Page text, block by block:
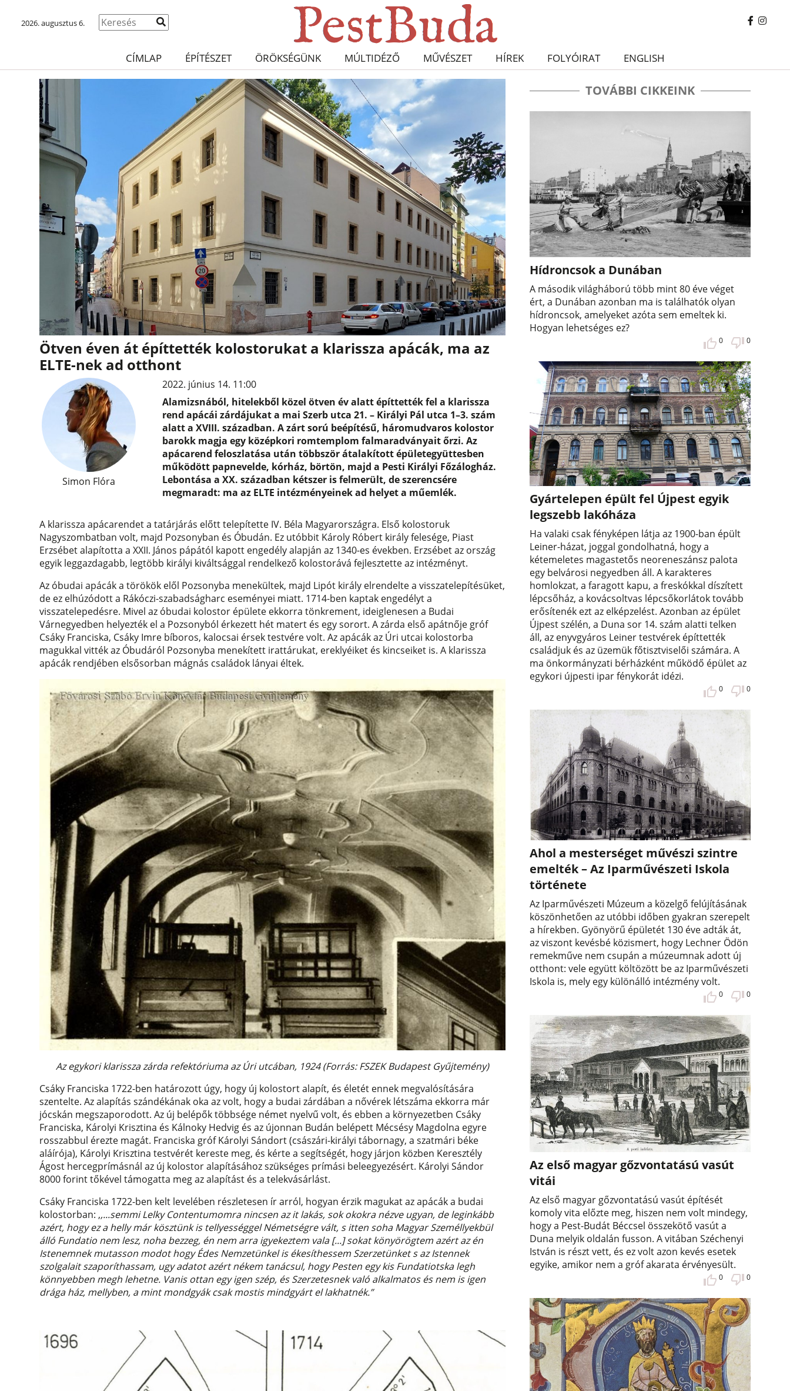
2026. augusztus 6.
CÍMLAP ÉPÍTÉSZET ÖRÖKSÉGÜNK MÚLTIDÉZŐ MŰVÉSZET HÍREK FOLYÓIRAT ENGLISH
Ötven éven át építtették kolostorukat a klarissza apácák, ma az
ELTE-nek ad otthont
Simon Flóra
2022. június 14. 11:00
Alamizsnából, hitelekből közel ötven év alatt építtették fel a klarissza
rend apácái zárdájukat a mai Szerb utca 21. – Királyi Pál utca 1–3. szám
alatt a XVIII. században. A zárt sorú beépítésű, háromudvaros kolostor
barokk magja egy középkori romtemplom falmaradványait őrzi. Az
apácarend feloszlatása után többször átalakított épületegyüttesben
működött papnevelde, kórház, börtön, majd a Pesti Királyi Főzálogház.
Lebontása a XX. században kétszer is felmerült, de szerencsére
megmaradt: ma az ELTE intézményeinek ad helyet a műemlék.
A klarissza apácarendet a tatárjárás előtt telepítette IV. Béla Magyarországra. Első kolostoruk
Nagyszombatban volt, majd Pozsonyban és Óbudán. Ez utóbbit Károly Róbert király felesége, Piast
Erzsébet alapította a XXII. János pápától kapott engedély alapján az 1340-es években. Erzsébet az ország
egyik leggazdagabb, legtöbb királyi kiváltsággal rendelkező kolostorává fejlesztette az intézményt.
Az óbudai apácák a törökök elől Pozsonyba menekültek, majd Lipót király elrendelte a visszatelepítésüket,
de ez elhúzódott a Rákóczi-szabadságharc eseményei miatt. 1714-ben kaptak engedélyt a
visszatelepedésre. Mivel az óbudai kolostor épülete ekkorra tönkrement, ideiglenesen a Budai
Várnegyedben helyezték el a Pozsonyból érkezett hét matert és egy sorort. A zárda első apátnője gróf
Csáky Franciska, Csáky Imre bíboros, kalocsai érsek testvére volt. Az apácák az Úri utcai kolostorba
magukkal vitték az Óbudáról Pozsonyba menekített irattárukat, ereklyéiket és kincseiket is. A klarissza
apácák rendjében elsősorban mágnás családok lányai éltek.
Az egykori klarissza zárda refektóriuma az Úri utcában, 1924 (Forrás: FSZEK Budapest Gyűjtemény)
Csáky Franciska 1722-ben határozott úgy, hogy új kolostort alapít, és életét ennek megvalósítására
szentelte. Az alapítás szándékának oka az volt, hogy a budai zárdában a nővérek létszáma ekkorra már
jócskán megszaporodott. Az új belépők többsége német nyelvű volt, és ebben a környezetben Csáky
Franciska, Károlyi Krisztina és Kálnoky Hedvig és az újonnan Budán belépett Mécsésy Magdolna egyre
rosszabbul érezte magát. Franciska gróf Károlyi Sándort (császári-királyi tábornagy, a szatmári béke
aláírója), Károlyi Krisztina testvérét kereste meg, és kérte a segítségét, hogy járjon közben Keresztély
Ágost hercegprímásnál az új kolostor alapításához szükséges prímási beleegyezésért. Károlyi Sándor
8000 forint tőkével támogatta meg az alapítást és a telekvásárlást.
Csáky Franciska 1722-ben kelt levelében részletesen ír arról, hogyan érzik magukat az apácák a budai
kolostorban: ,,...semmi Lelky Contentumomra nincsen az it lakás, sok okokra nézve ugyan, de leginkább
azért, hogy ez a helly már kösztünk is tellyességgel Németségre vált, s itten soha Magyar Személlyekbül
álló Fundatio nem lesz, noha bezzeg, én nem arra igyekeztem vala [...] sokat könyörögtem azért az én
Istenemnek mutasson modot hogy Édes Nemzetünkel is ékesíthessem Szerzetünket s az Istennek
szolgalait szaporíthassam, ugy adatot azért nékem tanácsul, hogy Pesten egy kis Fundatiotska legh
könnyebben megh lehetne. Vanis ottan egy igen szép, és Szerzetesnek való alkalmatos és nem is igen
drága ház, mellyben, a mint mondgyák csak mostis mindgyárt el lakhatnék.”
TOVÁBBI CIKKEINK
Hídroncsok a Dunában
A második világháború több mint 80 éve véget
ért, a Dunában azonban ma is találhatók olyan
hídroncsok, amelyeket azóta sem emeltek ki.
Hogyan lehetséges ez?
0 0
Gyártelepen épült fel Újpest egyik
legszebb lakóháza
Ha valaki csak fényképen látja az 1900-ban épült
Leiner-házat, joggal gondolhatná, hogy a
kétemeletes magastetős neoreneszánsz palota
egy belvárosi negyedben áll. A karakteres
homlokzat, a faragott kapu, a freskókkal díszített
lépcsőház, a kovácsoltvas lépcsőkorlátok tovább
erősítenék ezt az elképzelést. Azonban az épület
Újpest szélén, a Duna sor 14. szám alatti telken
áll, az enyvgyáros Leiner testvérek építtették
családjuk és az üzemük főtisztviselői számára. A
ma önkormányzati bérházként működő épület az
egykori újpesti ipar fénykorát idézi.
0 0
Ahol a mesterséget művészi szintre
emelték – Az Iparművészeti Iskola
története
Az Iparművészeti Múzeum a közelgő felújításának
köszönhetően az utóbbi időben gyakran szerepelt
a hírekben. Gyönyörű épületét 130 éve adták át,
az viszont kevésbé közismert, hogy Lechner Ödön
remekműve nem csupán a múzeumnak adott új
otthont: vele együtt költözött be az Iparművészeti
Iskola is, mely egy különálló intézmény volt.
0 0
Az első magyar gőzvontatású vasút
vitái
Az első magyar gőzvontatású vasút építését
komoly vita előzte meg, hiszen nem volt mindegy,
hogy a Pest-Budát Béccsel összekötő vasút a
Duna melyik oldalán fusson. A vitában Széchenyi
István is részt vett, és ez volt azon kevés esetek
egyike, amikor nem a gróf akarata érvényesült.
0 0